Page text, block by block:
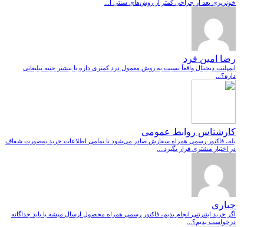
خونریزی بعد از جراحی کمتر از روش‌های سنتی ا...
رضا امین فرد
ایمپلنت دیجیتال واقعاً نسبت به روش معمول درد کمتری داره یا بیشتر جنبه تبلیغاتی
داره؟...
کارشناس روابط عمومی
بله، فاکتور رسمی همراه سفارش صادر می‌شود تا تمامی اطلاعات خرید به‌صورت شفاف
در اختیار مشتری قرار بگیرد....
جباری
اگر خرید اینترنتی انجام بدیم، فاکتور رسمی همراه محصول ارسال میشه یا باید جداگانه
درخواست بدیم؟...